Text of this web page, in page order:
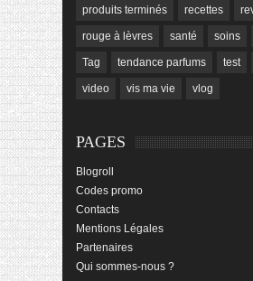
produits terminés recettes
rouge à lèvres santé soins
Tag tendance parfums test
video vis ma vie vlog
PAGES
Blogroll
Codes promo
Contacts
Mentions Légales
Partenaires
Qui sommes-nous ?